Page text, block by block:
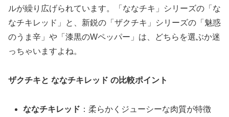
ルが繰り広げられています。「ななチキ」シリーズの「な
なチキレッド」と、新鋭の「ザクチキ」シリーズの「魅惑
のうま辛」や「漆黒のWペッパー」は、どちらを選ぶか迷
っちゃいますよね。
ザクチキと ななチキレッド の比較ポイント
ななチキレッド ：柔らかくジューシーな肉質が特徴